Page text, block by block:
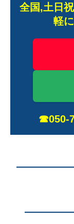
全国,土日
軽
☎050-